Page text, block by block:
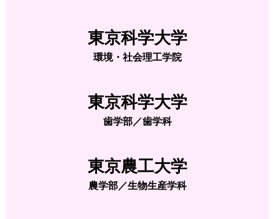
東京科学大学
環境・社会理工学院
東京科学大学
歯学部／歯学科
東京農工大学
農学部／生物生産学科